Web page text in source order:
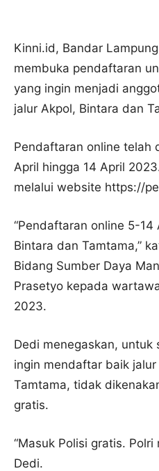
Kinni.id, Bandar
membuka pendaftaran
yang ingin menjadi
jalur Akpol, Bintara dan
Pendaftaran online telah
April hingga 14 April
melalui website https://
“Pendaftaran online 5-
Bintara dan Tamtama,”
Bidang Sumber Daya
Prasetyo kepada
2023.
Dedi menegaskan, untuk
ingin mendaftar baik
Tamtama, tidak
gratis.
“Masuk Polisi gratis. Polri
Dedi.